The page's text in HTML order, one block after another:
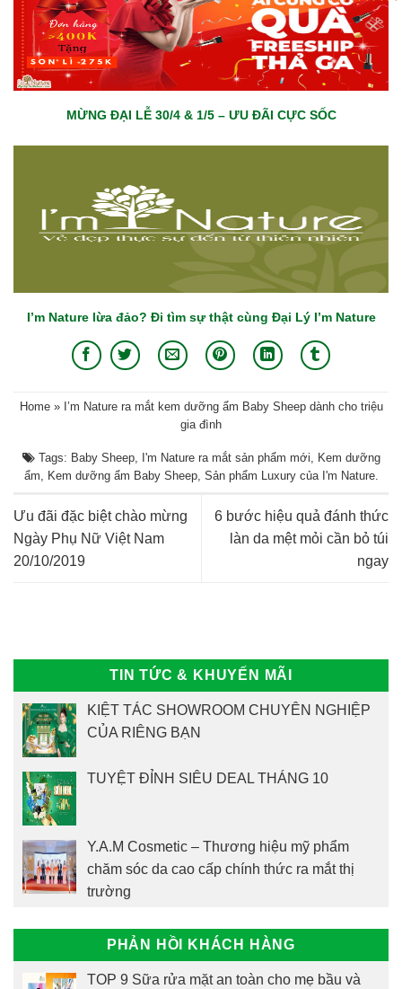
MỪNG ĐẠI LỄ 30/4 & 1/5 – ƯU ĐÃI CỰC SỐC
I’m Nature lừa đảo? Đi tìm sự thật cùng Đại Lý I’m Nature
Home» I’m Nature ra mắt kem dưỡng ẩm Baby Sheep dành cho triệu
gia đình
Tags: Baby Sheep, I'm Nature ra mắt sản phẩm mới, Kem dưỡng
ẩm, Kem dưỡng ẩm Baby Sheep, Sản phẩm Luxury của I'm Nature.
Ưu đãi đặc biệt chào mừng
Ngày Phụ Nữ Việt Nam
20/10/2019
6 bước hiệu quả đánh thức
làn da mệt mỏi cần bỏ túi
ngay
TIN TỨC & KHUYẾN MÃI
KIỆT TÁC SHOWROOM CHUYÊN NGHIỆP
CỦA RIÊNG BẠN
TUYỆT ĐỈNH SIÊU DEAL THÁNG 10
Y.A.M Cosmetic – Thương hiệu mỹ phẩm
chăm sóc da cao cấp chính thức ra mắt thị
trường
PHẢN HỒI KHÁCH HÀNG
TOP 9 Sữa rửa mặt an toàn cho mẹ bầu và